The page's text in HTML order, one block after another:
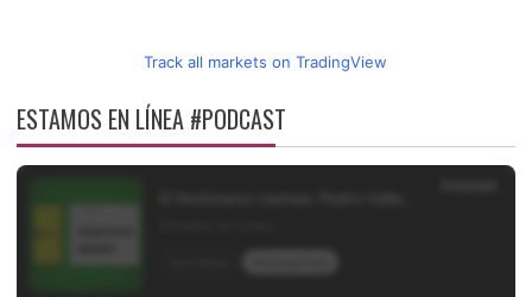
Track all markets on TradingView
ESTAMOS EN LÍNEA #PODCAST